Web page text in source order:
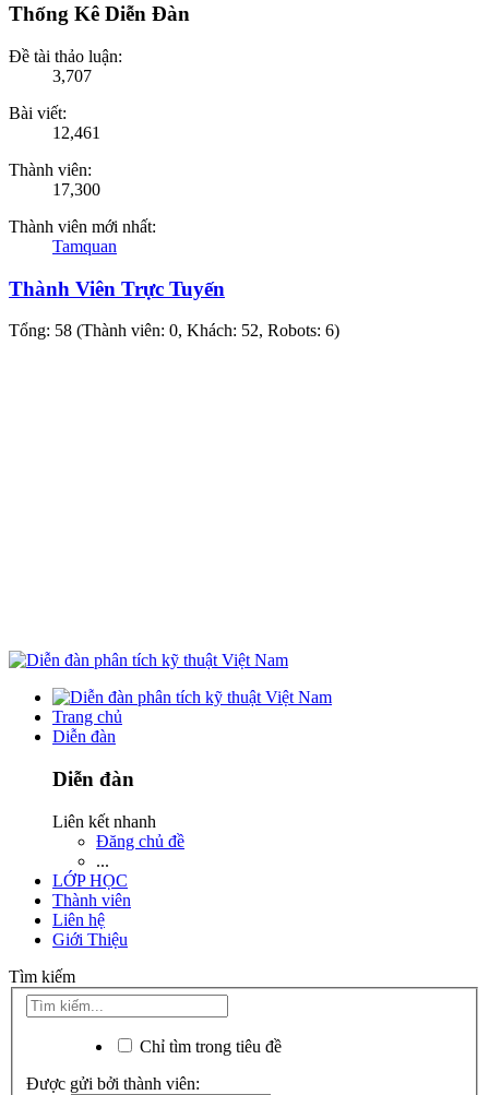
Thống Kê Diễn Đàn
Đề tài thảo luận:
3,707
Bài viết:
12,461
Thành viên:
17,300
Thành viên mới nhất:
Tamquan
Thành Viên Trực Tuyến
Tổng: 58 (Thành viên: 0, Khách: 52, Robots: 6)
Trang chủ
Diễn đàn
Diễn đàn
Liên kết nhanh
Đăng chủ đề
...
LỚP HỌC
Thành viên
Liên hệ
Giới Thiệu
Tìm kiếm
Chỉ tìm trong tiêu đề
Được gửi bởi thành viên: